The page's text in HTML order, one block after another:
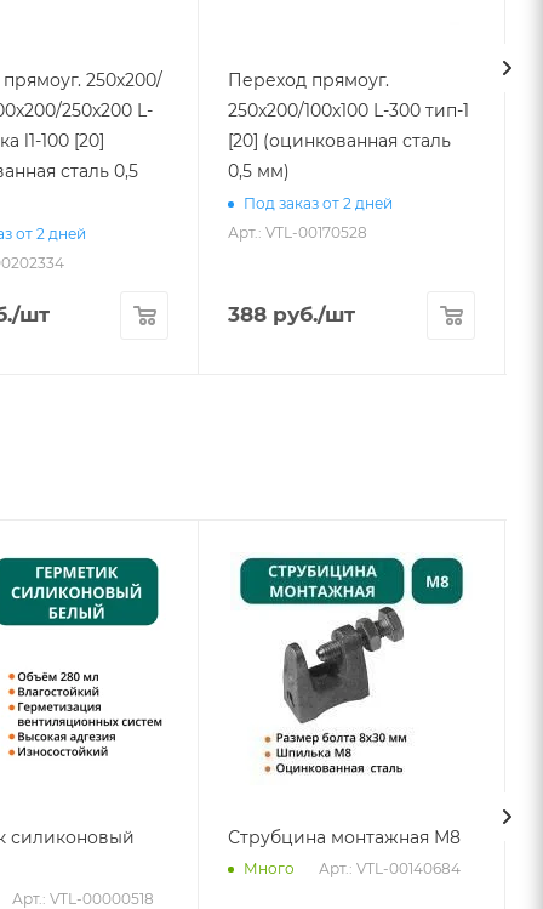
250х200/
250х200 L-
сталь 0,5
от 2 дней
/шт
Переход прямоуг.
250х200/100х100 L-300 тип-1
[20] (оцинкованная сталь
0,5 мм)
Под заказ от 2 дней
Арт.: VTL-00170528
388 руб./шт
силиконовый
Арт.: VTL-00000518
Струбцина монтажная М8
Много Арт.: VTL-00140684